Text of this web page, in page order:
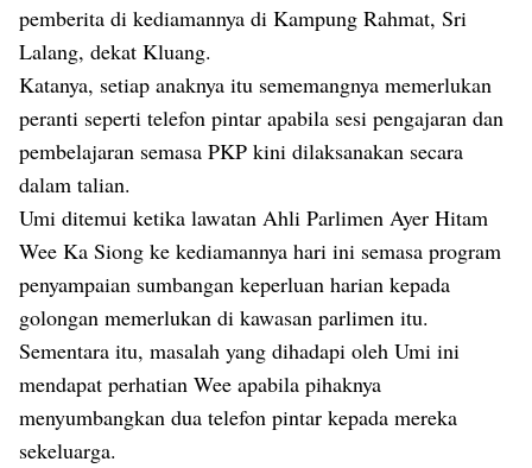
pemberita di kediamannya di Kampung Rahmat, Sri
Lalang, dekat Kluang.
Katanya, setiap anaknya itu sememangnya memerlukan
peranti seperti telefon pintar apabila sesi pengajaran dan
pembelajaran semasa PKP kini dilaksanakan secara
dalam talian.
Umi ditemui ketika lawatan Ahli Parlimen Ayer Hitam
Wee Ka Siong ke kediamannya hari ini semasa program
penyampaian sumbangan keperluan harian kepada
golongan memerlukan di kawasan parlimen itu.
Sementara itu, masalah yang dihadapi oleh Umi ini
mendapat perhatian Wee apabila pihaknya
menyumbangkan dua telefon pintar kepada mereka
sekeluarga.